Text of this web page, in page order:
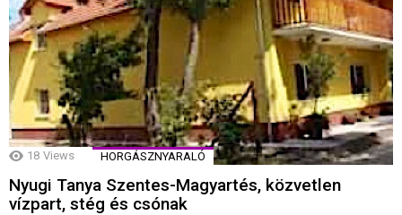
18 Views HORGÁSZNYARALÓ
Nyugi Tanya Szentes-Magyartés, közvetlen
vízpart, stég és csónak